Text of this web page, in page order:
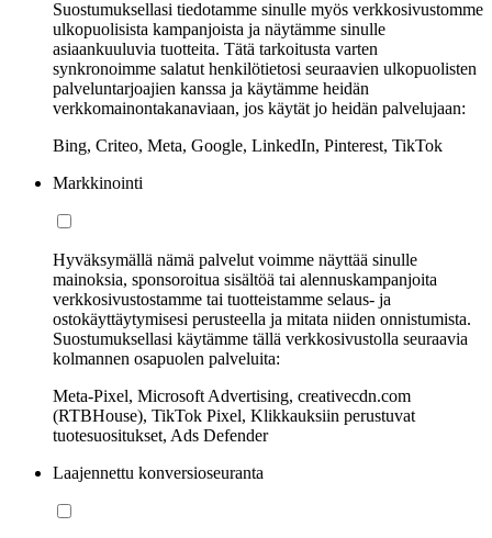
Suostumuksellasi tiedotamme sinulle myös verkkosivustomme
ulkopuolisista kampanjoista ja näytämme sinulle
asiaankuuluvia tuotteita. Tätä tarkoitusta varten
synkronoimme salatut henkilötietosi seuraavien ulkopuolisten
palveluntarjoajien kanssa ja käytämme heidän
verkkomainontakanaviaan, jos käytät jo heidän palvelujaan:
Bing, Criteo, Meta, Google, LinkedIn, Pinterest, TikTok
Markkinointi
Hyväksymällä nämä palvelut voimme näyttää sinulle
mainoksia, sponsoroitua sisältöä tai alennuskampanjoita
verkkosivustostamme tai tuotteistamme selaus- ja
ostokäyttäytymisesi perusteella ja mitata niiden onnistumista.
Suostumuksellasi käytämme tällä verkkosivustolla seuraavia
kolmannen osapuolen palveluita:
Meta-Pixel, Microsoft Advertising, creativecdn.com
(RTBHouse), TikTok Pixel, Klikkauksiin perustuvat
tuotesuositukset, Ads Defender
Laajennettu konversioseuranta